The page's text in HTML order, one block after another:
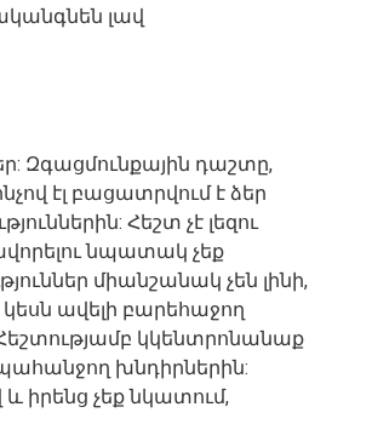
լավ
Զգացմունքային դաշտը,
էլ բացատրվում է ձեր
Հեշտ չէ լեզու
նպատակ չեք
միանշանակ չեն լինի,
ավելի բարեհաջող
կկենտրոնանաք
պահանջող խնդիրներին:
իրենց չեք նկատում,